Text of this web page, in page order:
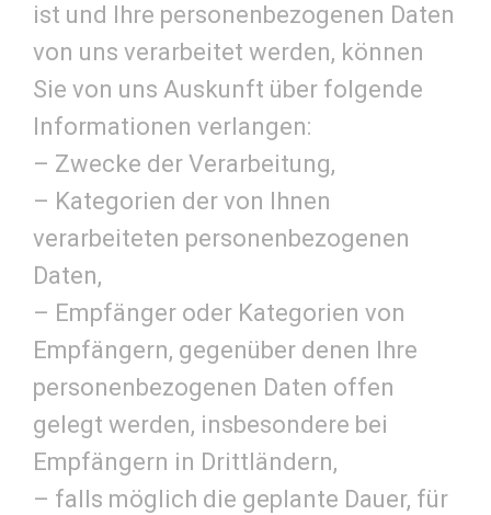
ist und Ihre personenbezogenen Daten
von uns verarbeitet werden, können
Sie von uns Auskunft über folgende
Informationen verlangen:
– Zwecke der Verarbeitung,
– Kategorien der von Ihnen
verarbeiteten personenbezogenen
Daten,
– Empfänger oder Kategorien von
Empfängern, gegenüber denen Ihre
personenbezogenen Daten offen
gelegt werden, insbesondere bei
Empfängern in Drittländern,
– falls möglich die geplante Dauer, für